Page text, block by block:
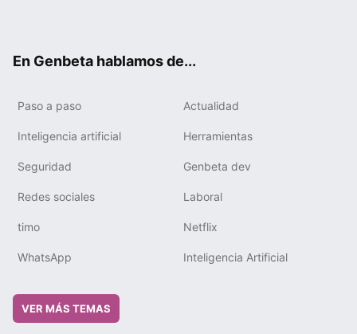
En Genbeta hablamos de...
Paso a paso Actualidad
Inteligencia artificial Herramientas
Seguridad Genbeta dev
Redes sociales Laboral
timo Netflix
WhatsApp Inteligencia Artificial
VER MÁS TEMAS